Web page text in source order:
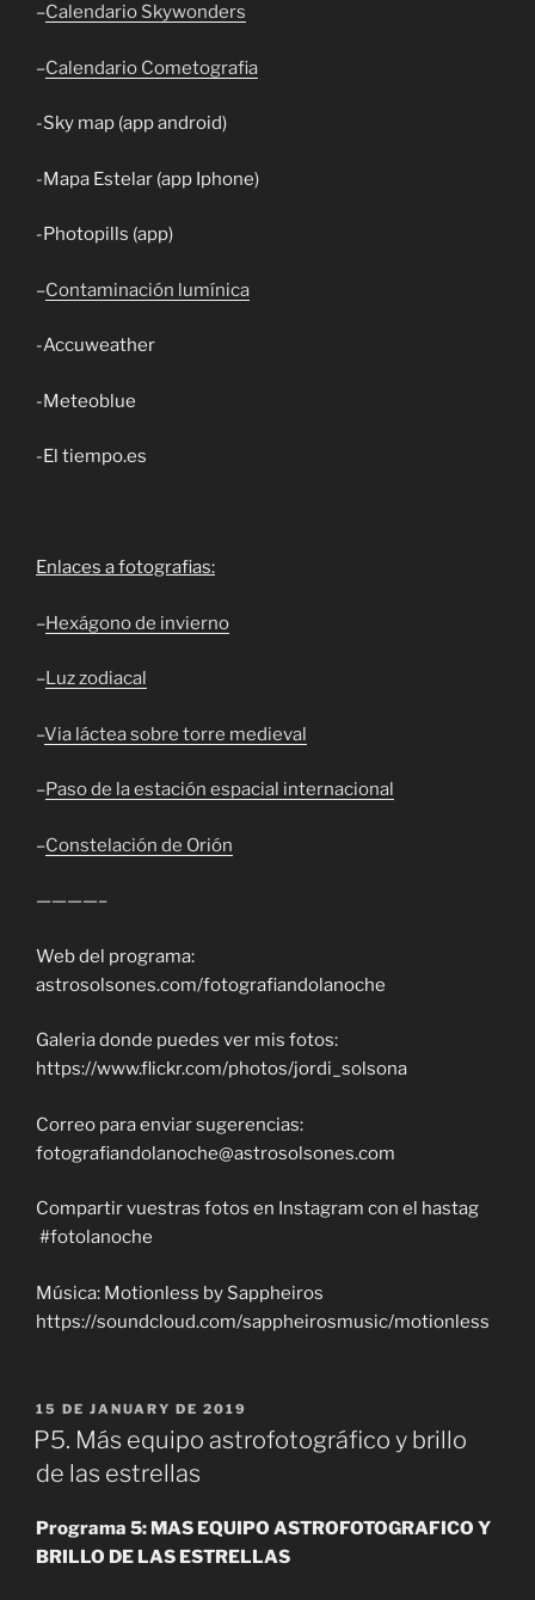
–Calendario Skywonders
–Calendario Cometografia
-Sky map (app android)
-Mapa Estelar (app Iphone)
-Photopills (app)
–Contaminación lumínica
-Accuweather
-Meteoblue
-El tiempo.es
Enlaces a fotografias:
–Hexágono de invierno
–Luz zodiacal
–Via láctea sobre torre medieval
–Paso de la estación espacial internacional
–Constelación de Orión
————–
Web del programa:
astrosolsones.com/fotografiandolanoche
Galeria donde puedes ver mis fotos:
https://www.flickr.com/photos/jordi_solsona
Correo para enviar sugerencias:
fotografiandolanoche@astrosolsones.com
Compartir vuestras fotos en Instagram con el hastag
#fotolanoche
Música: Motionless by Sappheiros
https://soundcloud.com/sappheirosmusic/motionless
POSTED
ON
15 DE JANUARY DE 2019
P5. Más equipo astrofotográfico y brillo
de las estrellas
Programa 5: MAS EQUIPO ASTROFOTOGRAFICO Y
BRILLO DE LAS ESTRELLAS